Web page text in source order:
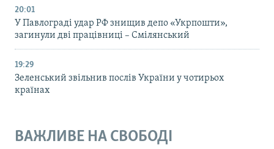
20:01
У Павлограді удар РФ знищив депо «Укрпошти»,
загинули дві працівниці – Смілянський
19:29
Зеленський звільнив послів України у чотирьох
країнах
ВАЖЛИВЕ НА СВОБОДІ